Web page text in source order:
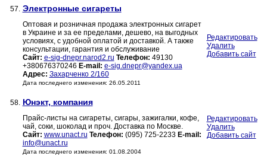
57. Электронные сигареты
Оптовая и розничная продажа электронных сигарет
в Украине и за ее пределами, дешево, на выгодных
условиях, с удобной оплатой и доставкой. А также
консультации, гарантия и обслуживание
Сайт: e-sig-dnepr.narod2.ru Телефон: 49130
+380676370246 E-mail: e-sig.dnepr@yandex.ua
Адрес: Захарченко 2/160
Дата последнего изменения: 26.05.2011
Редактировать
Удалить
Добавить сайт
58. Юнэкт, компания
Прайс-листы на сигареты, сигары, зажигалки, кофе,
чай, соки, шоколад и проч. Доставка по Москве.
Сайт: www.unact.ru Телефон: (095) 725-2233 E-mail:
info@unact.ru
Дата последнего изменения: 01.08.2004
Редактировать
Удалить
Добавить сайт